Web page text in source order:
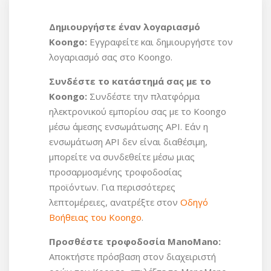
πρέπει να διατηρούν: Υψηλά ποσοστά
αποδοχής και παράδοσης παραγγελιών,
Χαμηλά ποσοστά επιστροφών και
ακυρώσεων, Θετικές βαθμολογίες
ανατροφοδότησης πελατών
Δημιουργήστε έναν λογαριασμό
Koongo: Εγγραφείτε και δημιουργήστε τον
λογαριασμό σας στο Koongo.
Συνδέστε το κατάστημά σας με το
Koongo: Συνδέστε την πλατφόρμα
ηλεκτρονικού εμπορίου σας με το Koongo
μέσω άμεσης ενσωμάτωσης API. Εάν η
ενσωμάτωση API δεν είναι διαθέσιμη,
μπορείτε να συνδεθείτε μέσω μιας
προσαρμοσμένης τροφοδοσίας
προϊόντων. Για περισσότερες
λεπτομέρειες, ανατρέξτε στον Οδηγό
Βοήθειας του Koongo.
Προσθέστε τροφοδοσία ManoMano:
Αποκτήστε πρόσβαση στον διαχειριστή